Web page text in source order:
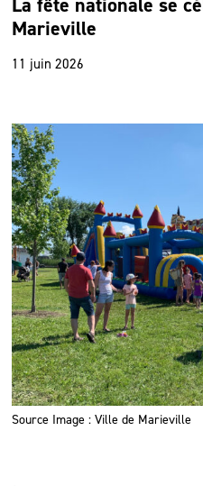
Marieville
11 juin 2026
Source Image : Ville de Marieville